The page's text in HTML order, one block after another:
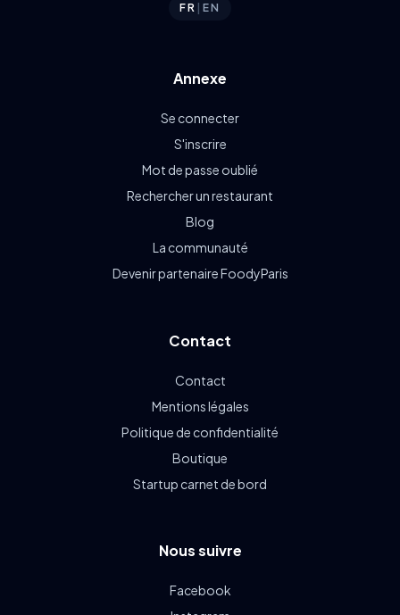
FR |EN
Annexe
Se connecter
S'inscrire
Mot de passe oublié
Rechercher un restaurant
Blog
La communauté
Devenir partenaire FoodyParis
Contact
Contact
Mentions légales
Politique de confidentialité
Boutique
Startup carnet de bord
Nous suivre
Facebook